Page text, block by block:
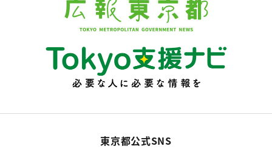
東京都公式SNS